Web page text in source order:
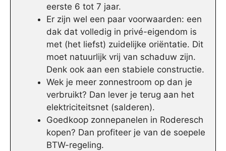
eerste 6 tot 7 jaar.
Er zijn wel een paar voorwaarden: een
dak dat volledig in privé-eigendom is
met (het liefst) zuidelijke oriëntatie. Dit
moet natuurlijk vrij van schaduw zijn.
Denk ook aan een stabiele constructie.
Wek je meer zonnestroom op dan je
verbruikt? Dan lever je terug aan het
elektriciteitsnet (salderen).
Goedkoop zonnepanelen in Roderesch
kopen? Dan profiteer je van de soepele
BTW-regeling.